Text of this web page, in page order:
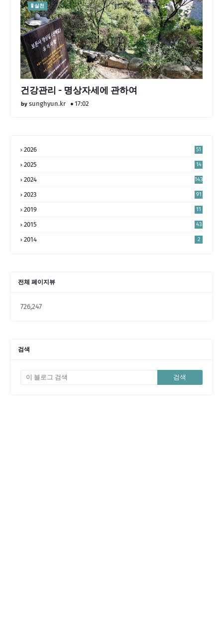
🧪 실천
건강관리 - 명상자세에 관하여
sunghyun.kr 17:02
2026 51
2025
14
2024 143
2023 91
2019 11
2015 43
2014 2
전체 페이지뷰
726,247
검색